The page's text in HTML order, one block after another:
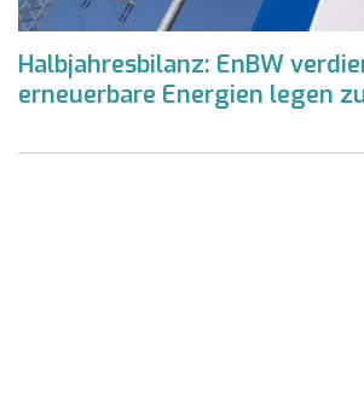
Halbjahresbilanz: EnBW
erneuerbare Energien legen